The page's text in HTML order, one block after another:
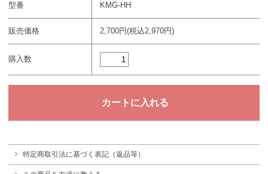
型番 KMG-HH
販売価格 2,700円(税込2,970円)
購入数
特定商取引法に基づく表記（返品等）